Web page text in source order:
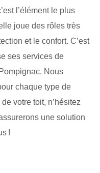
l’élément le plus
joue des rôles très
et le confort. C’est
ses services de
Nous
chaque type de
votre toit, n’hésitez
une solution
!